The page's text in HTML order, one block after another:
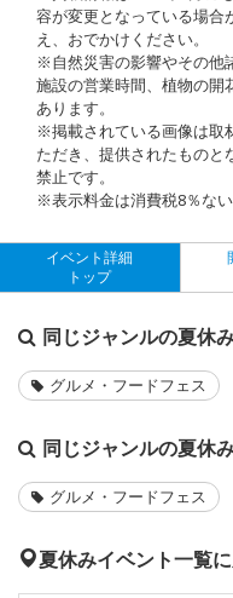
容が変更となっている場合
え、おでかけください。
※自然災害の影響やその他
施設の営業時間、植物の開
あります。
※掲載されている画像は取
ただき、提供されたものと
禁止です。
※表示料金は消費税8％ない
イベント詳細
トップ
同じジャンルの夏休
グルメ・フードフェス
同じジャンルの夏休
グルメ・フードフェス
夏休みイベント一覧